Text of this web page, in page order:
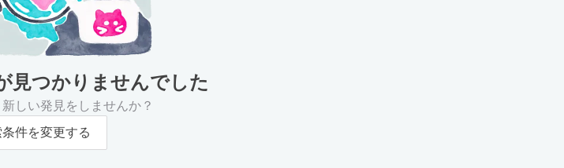
見つかりませんでした
しい発見をしませんか？
件を変更する